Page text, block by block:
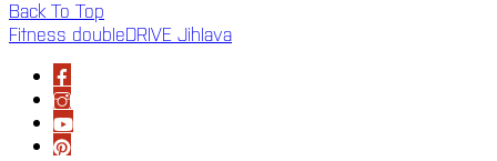
Back To Top
Fitness doubleDRIVE Jihlava